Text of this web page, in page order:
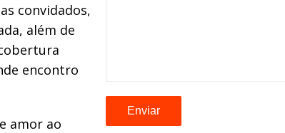
convidados,
além de
encontro
amor ao